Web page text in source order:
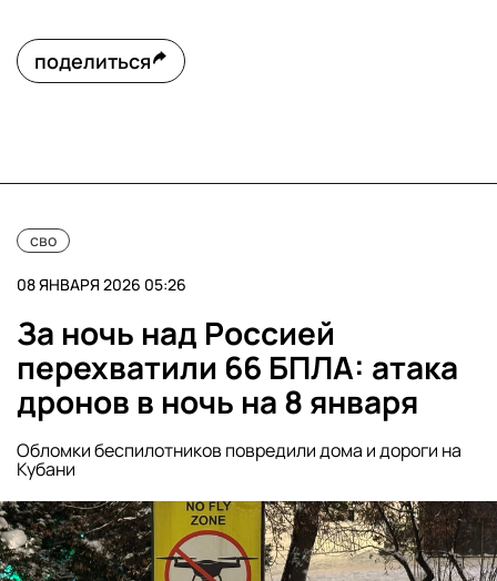
поделиться
сво
08 ЯНВАРЯ 2026 05:26
За ночь над Россией
перехватили 66 БПЛА: атака
дронов в ночь на 8 января
Обломки беспилотников повредили дома и дороги на
Кубани